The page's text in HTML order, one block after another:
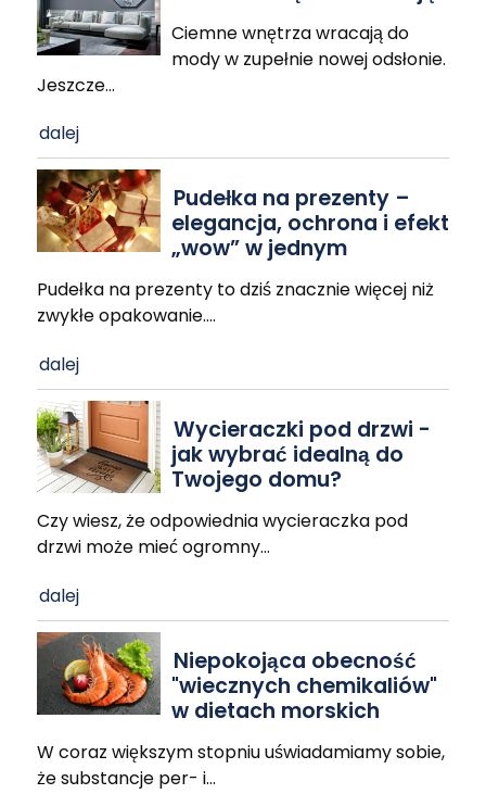
Ciemne wnętrza wracają do
mody w zupełnie nowej odsłonie.
Jeszcze…
dalej
Pudełka na prezenty –
elegancja, ochrona i efekt
„wow” w jednym
Pudełka na prezenty to dziś znacznie więcej niż
zwykłe opakowanie.…
dalej
Wycieraczki pod drzwi -
jak wybrać idealną do
Twojego domu?
Czy wiesz, że odpowiednia wycieraczka pod
drzwi może mieć ogromny…
dalej
Niepokojąca obecność
"wiecznych chemikaliów"
w dietach morskich
W coraz większym stopniu uświadamiamy sobie,
że substancje per- i…